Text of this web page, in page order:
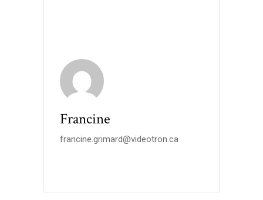
Francine
francine.grimard@videotron.ca